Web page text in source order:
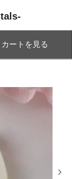
カートを見る